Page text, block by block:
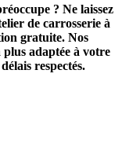
? Ne laissez
de carrosserie à
gratuite. Nos
adaptée à votre
respectés.